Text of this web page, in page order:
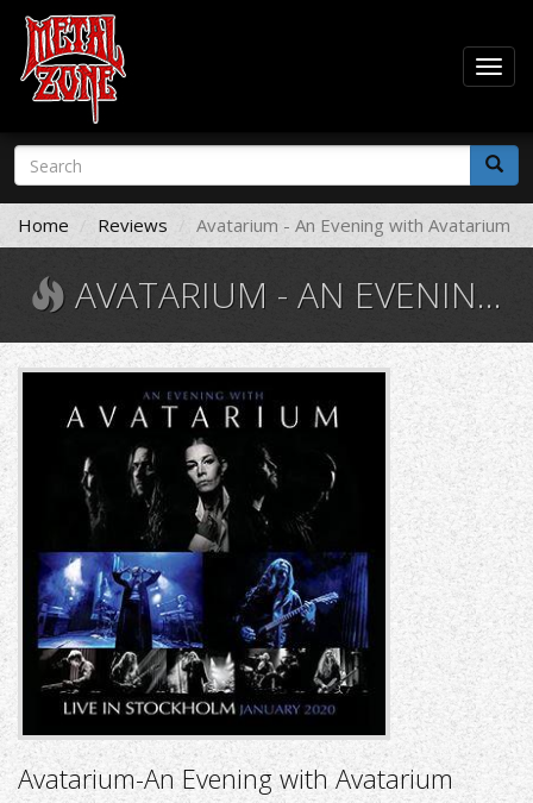
Skip
main
content
Search
form
Search
Home Reviews Avatarium - An Evening with Avatarium
AVATARIUM - AN EVENING WITH AVATARIUM
909811.jpg
Avatarium-An Evening with Avatarium